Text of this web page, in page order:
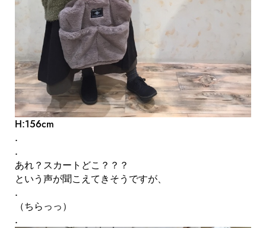
H:156cm
.
.
あれ？スカートどこ？？？
という声が聞こえてきそうですが、
.
（ちらっっ）
.